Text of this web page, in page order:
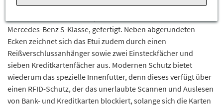
dabei keine Kompromisse gemacht werden, schließlich ist das
Mercedes-Benz S-Klasse, gefertigt. Neben abgerundeten
Ecken zeichnet sich das Etui zudem durch einen
Reißverschlussanhänger sowie zwei Einsteckfächer und
sieben Kreditkartenfächer aus. Modernen Schutz bietet
wiederum das spezielle Innenfutter, denn dieses verfügt über
einen RFID-Schutz, der das unerlaubte Scannen und Auslesen
von Bank- und Kreditkarten blockiert, solange sich die Karten